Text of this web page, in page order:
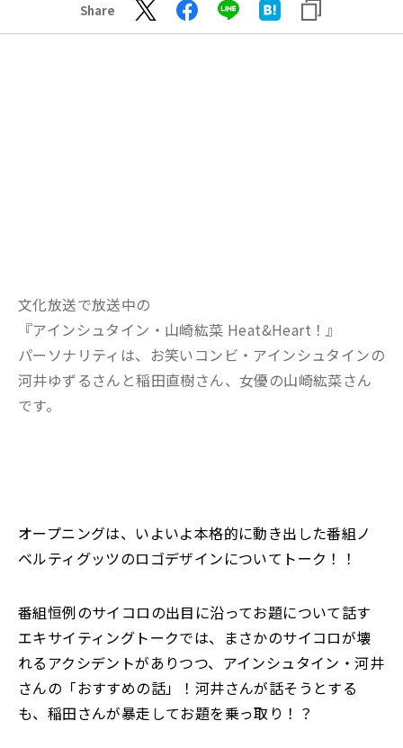
Share
文化放送で放送中の
『アインシュタイン・山崎紘菜 Heat&Heart！』
パーソナリティは、お笑いコンビ・アインシュタインの
河井ゆずるさんと稲田直樹さん、女優の山崎紘菜さん
です。
オープニングは、いよいよ本格的に動き出した番組ノ
ベルティグッツのロゴデザインについてトーク！！
番組恒例のサイコロの出目に沿ってお題について話す
エキサイティングトークでは、まさかのサイコロが壊
れるアクシデントがありつつ、アインシュタイン・河井
さんの「おすすめの話」！河井さんが話そうとする
も、稲田さんが暴走してお題を乗っ取り！？